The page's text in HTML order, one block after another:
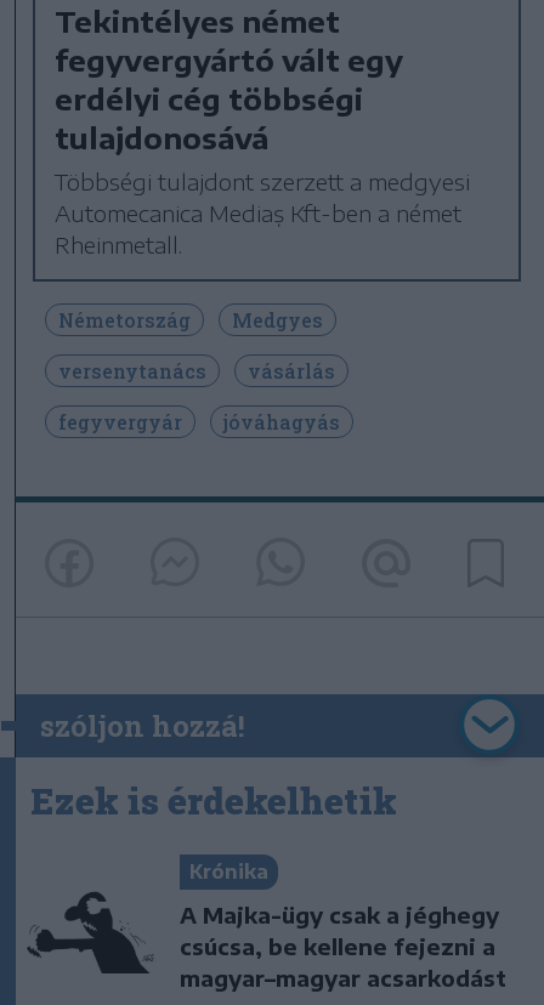
Tekintélyes német
fegyvergyártó vált egy
erdélyi cég többségi
tulajdonosává
Többségi tulajdont szerzett a medgyesi
Automecanica Mediaș Kft-ben a német
Rheinmetall.
Németország
Medgyes
versenytanács
vásárlás
fegyvergyár
jóváhagyás
szóljon hozzá!
Ezek is érdekelhetik
Krónika
A Majka-ügy csak a jéghegy
csúcsa, be kellene fejezni a
magyar–magyar acsarkodást